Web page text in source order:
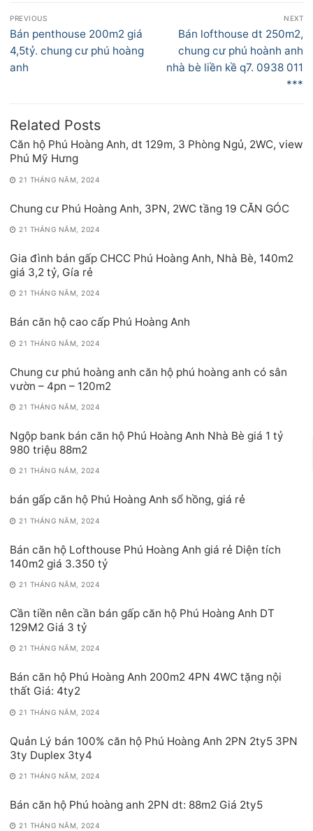
Điều
hướng
bài
viết
PREVIOUS
Previous
post:
Bán penthouse 200m2 giá
4,5tỷ. chung cư phú hoàng
anh
NEXT
Next
post:
Bán lofthouse dt 250m2,
chung cư phú hoành anh
nhà bè liền kề q7. 0938 011
***
Related Posts
Căn hộ Phú Hoàng Anh, dt 129m, 3 Phòng Ngủ, 2WC, view
Phú Mỹ Hưng
21 THÁNG NĂM, 2024
Chung cư Phú Hoàng Anh, 3PN, 2WC tầng 19 CĂN GÓC
21 THÁNG NĂM, 2024
Gia đình bán gấp CHCC Phú Hoàng Anh, Nhà Bè, 140m2
giá 3,2 tỷ, Gía rẻ
21 THÁNG NĂM, 2024
Bán căn hộ cao cấp Phú Hoàng Anh
21 THÁNG NĂM, 2024
Chung cư phú hoàng anh căn hộ phú hoàng anh có sân
vườn – 4pn – 120m2
21 THÁNG NĂM, 2024
Ngộp bank bán căn hộ Phú Hoàng Anh Nhà Bè giá 1 tỷ
980 triệu 88m2
21 THÁNG NĂM, 2024
bán gấp căn hộ Phú Hoàng Anh sổ hồng, giá rẻ
21 THÁNG NĂM, 2024
Bán căn hộ Lofthouse Phú Hoàng Anh giá rẻ Diện tích
140m2 giá 3.350 tỷ
21 THÁNG NĂM, 2024
Cần tiền nên cần bán gấp căn hộ Phú Hoàng Anh DT
129M2 Giá 3 tỷ
21 THÁNG NĂM, 2024
Bán căn hộ Phú Hoàng Anh 200m2 4PN 4WC tặng nội
thất Giá: 4ty2
21 THÁNG NĂM, 2024
Quản Lý bán 100% căn hộ Phú Hoàng Anh 2PN 2ty5 3PN
3ty Duplex 3ty4
21 THÁNG NĂM, 2024
Bán căn hộ Phú hoàng anh 2PN dt: 88m2 Giá 2ty5
21 THÁNG NĂM, 2024